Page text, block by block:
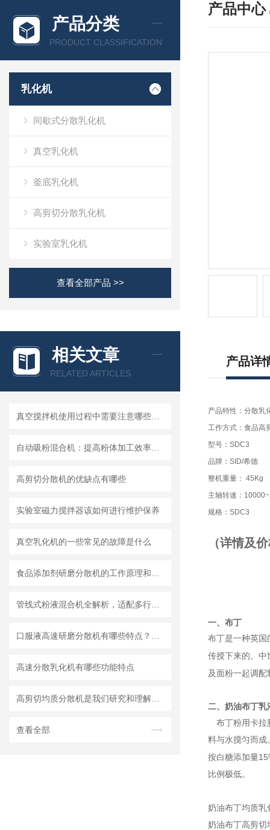
产品分类
PRODUCT CLASSIFICATION
乳化机
间歇式分散乳化机
真空乳化机
釜底乳化机
高剪切分散乳化机
实验室乳化机
查看全部产品 >>
相关文章
RELATED ARTICLES
高剪切分散机的优缺点有哪些
实验室磁力搅拌器该如何进行维护保养
真空乳化机的一些常见的故障是什么
高速分散乳化机有哪些功能特点
查看全部
产品中心
产品详
产品特性：分散乳
工作方式：食品高
型号：SDC3
品牌：SID/希德
整机重量： 45Kg
主轴转速：
规格：SDC3
（详情及
一、布丁
布丁是一种英国
传授下来的。中
及面粉一起调配
二、 奶油布丁乳
布丁粉用卡拉
料与水搅匀而成
按白糖添加量
比例极低。
奶油布丁均质乳
奶油布丁高剪切